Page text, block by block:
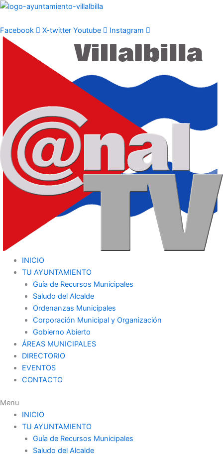
Ir
contenido
Facebook X-twitter Youtube Instagram
INICIO
TU AYUNTAMIENTO
Guía de Recursos Municipales
Saludo del Alcalde
Ordenanzas Municipales
Corporación Municipal y Organización
Gobierno Abierto
ÁREAS MUNICIPALES
DIRECTORIO
EVENTOS
CONTACTO
Menu
INICIO
TU AYUNTAMIENTO
Guía de Recursos Municipales
Saludo del Alcalde